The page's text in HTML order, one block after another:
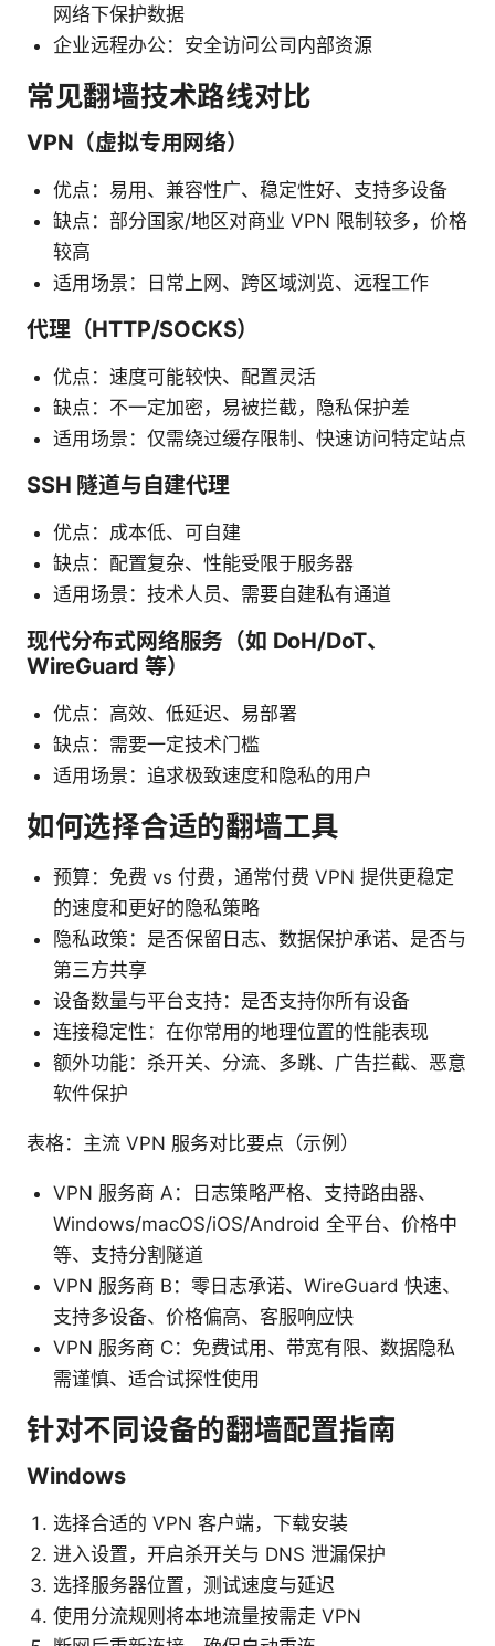
网络下保护数据
企业远程办公：安全访问公司内部资源
常见翻墙技术路线对比
VPN（虚拟专用网络）
优点：易用、兼容性广、稳定性好、支持多设备
缺点：部分国家/地区对商业 VPN 限制较多，价格
较高
适用场景：日常上网、跨区域浏览、远程工作
代理（HTTP/SOCKS）
优点：速度可能较快、配置灵活
缺点：不一定加密，易被拦截，隐私保护差
适用场景：仅需绕过缓存限制、快速访问特定站点
SSH 隧道与自建代理
优点：成本低、可自建
缺点：配置复杂、性能受限于服务器
适用场景：技术人员、需要自建私有通道
现代分布式网络服务（如 DoH/DoT、
WireGuard 等）
优点：高效、低延迟、易部署
缺点：需要一定技术门槛
适用场景：追求极致速度和隐私的用户
如何选择合适的翻墙工具
预算：免费 vs 付费，通常付费 VPN 提供更稳定
的速度和更好的隐私策略
隐私政策：是否保留日志、数据保护承诺、是否与
第三方共享
设备数量与平台支持：是否支持你所有设备
连接稳定性：在你常用的地理位置的性能表现
额外功能：杀开关、分流、多跳、广告拦截、恶意
软件保护
表格：主流 VPN 服务对比要点（示例）
VPN 服务商 A：日志策略严格、支持路由器、
Windows/macOS/iOS/Android 全平台、价格中
等、支持分割隧道
VPN 服务商 B：零日志承诺、WireGuard 快速、
支持多设备、价格偏高、客服响应快
VPN 服务商 C：免费试用、带宽有限、数据隐私
需谨慎、适合试探性使用
针对不同设备的翻墙配置指南
Windows
选择合适的 VPN 客户端，下载安装
进入设置，开启杀开关与 DNS 泄漏保护
选择服务器位置，测试速度与延迟
使用分流规则将本地流量按需走 VPN